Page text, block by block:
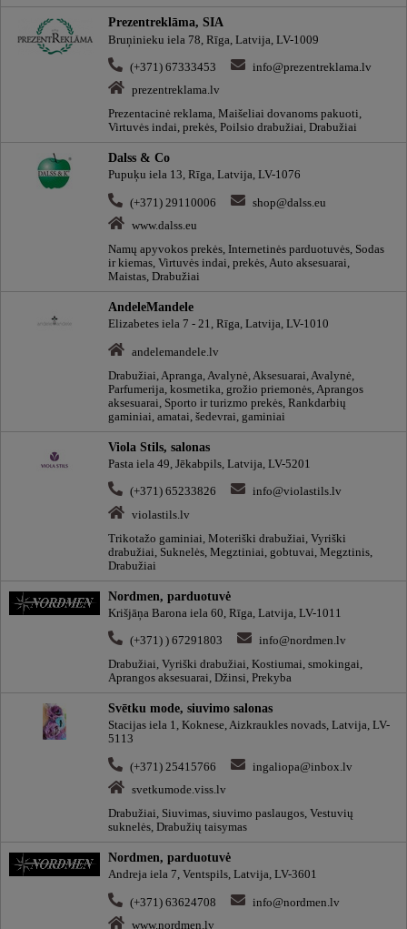
Prezentreklāma, SIA
Bruņinieku iela 78, Rīga, Latvija, LV-1009
(+371) 67333453
info@prezentreklama.lv
prezentreklama.lv
Prezentacinė reklama, Maišeliai dovanoms pakuoti,
Virtuvės indai, prekės, Poilsio drabužiai, Drabužiai
Dalss & Co
Pupuķu iela 13, Rīga, Latvija, LV-1076
(+371) 29110006
shop@dalss.eu
www.dalss.eu
Namų apyvokos prekės, Internetinės parduotuvės, Sodas
ir kiemas, Virtuvės indai, prekės, Auto aksesuarai,
Maistas, Drabužiai
AndeleMandele
Elizabetes iela 7 - 21, Rīga, Latvija, LV-1010
andelemandele.lv
Drabužiai, Apranga, Avalynė, Aksesuarai, Avalynė,
Parfumerija, kosmetika, grožio priemonės, Aprangos
aksesuarai, Sporto ir turizmo prekės, Rankdarbių
gaminiai, amatai, šedevrai, gaminiai
Viola Stils, salonas
Pasta iela 49, Jēkabpils, Latvija, LV-5201
(+371) 65233826
info@violastils.lv
violastils.lv
Trikotažo gaminiai, Moteriški drabužiai, Vyriški
drabužiai, Suknelės, Megztiniai, gobtuvai, Megztinis,
Drabužiai
Nordmen, parduotuvė
Krišjāņa Barona iela 60, Rīga, Latvija, LV-1011
(+371) ) 67291803
info@nordmen.lv
Drabužiai, Vyriški drabužiai, Kostiumai, smokingai,
Aprangos aksesuarai, Džinsi, Prekyba
Svētku mode, siuvimo salonas
Stacijas iela 1, Koknese, Aizkraukles novads, Latvija, LV-
5113
(+371) 25415766
ingaliopa@inbox.lv
svetkumode.viss.lv
Drabužiai, Siuvimas, siuvimo paslaugos, Vestuvių
suknelės, Drabužių taisymas
Nordmen, parduotuvė
Andreja iela 7, Ventspils, Latvija, LV-3601
(+371) 63624708
info@nordmen.lv
www.nordmen.lv